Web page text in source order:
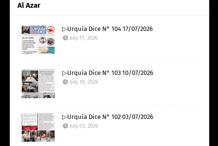
Al Azar
▷Urquía Dice N° 104 17/07/2026
July 17, 2026
▷Urquía Dice N° 103 10/07/2026
July 10, 2026
▷Urquía Dice N° 102 03/07/2026
July 03, 2026